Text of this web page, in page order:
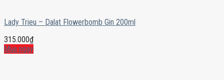
Lady Trieu – Dalat Flowerbomb Gin 200ml
315.000₫
Mua ngay